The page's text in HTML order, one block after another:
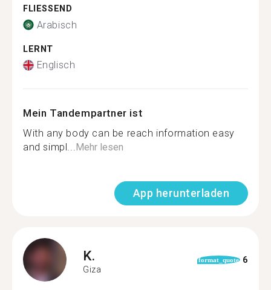
FLIESSEND
Arabisch
LERNT
Englisch
Mein Tandempartner ist
With any body can be reach information easy
and simpl...Mehr lesen
App herunterladen
K.
Giza
format_quote 6